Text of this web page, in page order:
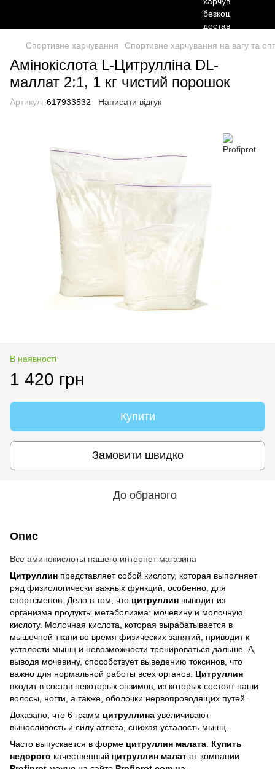
Спортивне харчування Спортивне харчування на вагу та
Амінокіслота L-Цитрулліна DL-
маллат 2:1, 1 кг чистий порошок
Артикул: 617933532 Написати відгук
В наявності
1 420 грн
Купити
Замовити швидко
До обраного
Опис
Все аминокислоты нашего интернет магазина
Цитруллин представляет собой кислоту, которая выполняет
ряд физиологически важных функций, особенно, для
спортсменов. Дело в том, что цитруллин выводит из
организма продукты метаболизма: мочевину и молочную
кислоту. Молочная кислота, которая вырабатывается в
мышечной ткани во время физических занятий, приводит к
усталости мышц и невозможности тренироваться дальше. А,
выводя мочевину, способствует выведению токсинов, что
важно для нормальной работы всех органов. Цитруллин
входит в состав некоторых энзимов, из которых состоят наши
волосы, ногти, а также, оболочки нервопроводящих путей.
Доказано, что 6 грамм цитруллина увеличивают
выносливость и силу атлета, снижая усталость мышц.
Часто выпускается в форме цитруллин малата Купить
недорого качественный цитруллин малат от компании